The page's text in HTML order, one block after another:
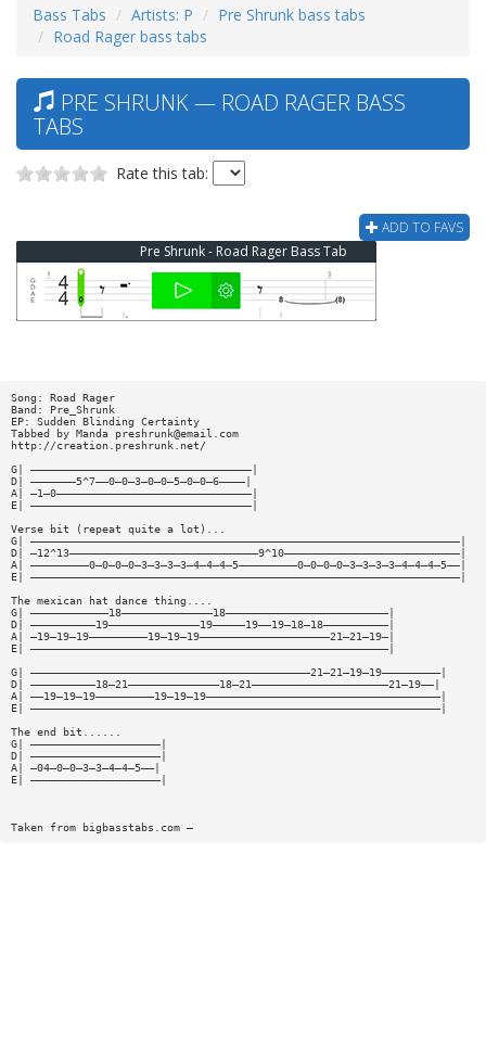
Bass Tabs Artists: P
Pre Shrunk bass tabs
Road Rager bass tabs
PRE SHRUNK — ROAD RAGER BASS
TABS
Rate this tab:
ADD TO FAVS
Pre Shrunk - Road Rager Bass Tab
Song: Road Rager
Band: Pre_Shrunk
EP: Sudden Blinding Certainty
Tabbed by Manda
preshrunk@email.com
http://creation.preshrunk.net/
G| ——————————————————————————————————|
D| ———————5^7——0—0—3—0—0—5—0—0—6————|
A| —1—0——————————————————————————————|
E| ——————————————————————————————————|
Verse bit (repeat quite a lot)...
G| ——————————————————————————————————————————————————————————————————|
D| —12^13—————————————————————————————9^10———————————————————————————|
A| —————————0—0—0—0—3—3—3—3—4—4—4—5—————————0—0—0—0—3—3—3—3—4—4—4—5——|
E| ——————————————————————————————————————————————————————————————————|
The mexican hat dance thing....
G| ————————————18——————————————18—————————————————————————|
D| ——————————19——————————————19—————19——19—18—18——————————|
A| —19—19—19—————————19—19—19————————————————————21—21—19—|
E| ———————————————————————————————————————————————————————|
G| ———————————————————————————————————————————21—21—19—19—————————|
D| ——————————18—21——————————————18—21—————————————————————21—19——|
A| ——19—19—19—————————19—19—19————————————————————————————————————|
E| ———————————————————————————————————————————————————————————————|
The end bit......
G| ————————————————————|
D| ————————————————————|
A| —04—0—0—3—3—4—4—5——|
E| ————————————————————|
Taken from bigbasstabs.com —